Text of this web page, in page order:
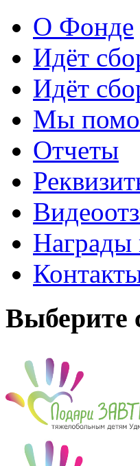
О Фонде
Идёт
Идёт
Мы
Отчеты
Награды
Выберите